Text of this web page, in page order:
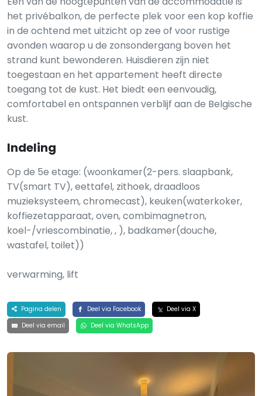
het privébalkon, de perfecte plek voor een kop koffie
in de ochtend met uitzicht op zee of voor rustige
avonden waarop u de zonsondergang boven het
strand kunt bewonderen. Huisdieren zijn niet
toegestaan en het appartement heeft directe
toegang tot de kust. Het biedt een eenvoudig,
comfortabel en ontspannen verblijf aan de Belgische
kust.
Indeling
Op de 5e etage: (woonkamer(2-pers. slaapbank,
TV(smart TV), eettafel, zithoek, draadloos
muzieksysteem, chromecast), keuken(waterkoker,
koffiezetapparaat, oven, combimagnetron,
koel-/vriescombinatie, , ), badkamer(douche,
wastafel, toilet))
verwarming, lift
Pagina delen Deel via Facebook
Deel via X
Deel via email
Deel via WhatsApp